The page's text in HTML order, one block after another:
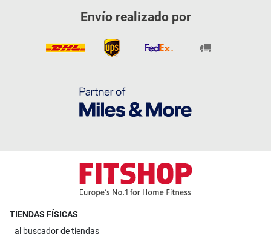
Envío realizado por
TIENDAS FÍSICAS
al buscador de tiendas